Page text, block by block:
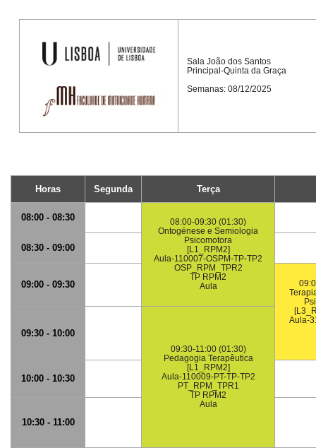
Sala João dos Santos
Principal-Quinta da Graça
Semanas: 08/12/2025
Horas Segunda Terça
08:00 - 08:30
08:00-09:30 (01:30)
Ontogénese e Semiologia
Psicomotora
[L1_RPM2]
Aula-110007-OSPM-TP-TP2
OSP_RPM_TPR2
TP RPM2
Aula
08:30 - 09:00
09:00 - 09:30
Aula-
09:30 - 10:00
09:30-11:00 (01:30)
Pedagogia Terapêutica
[L1_RPM2]
Aula-110009-PT-TP-TP2
PT_RPM_TPR1
TP RPM2
Aula
10:00 - 10:30
10:30 - 11:00